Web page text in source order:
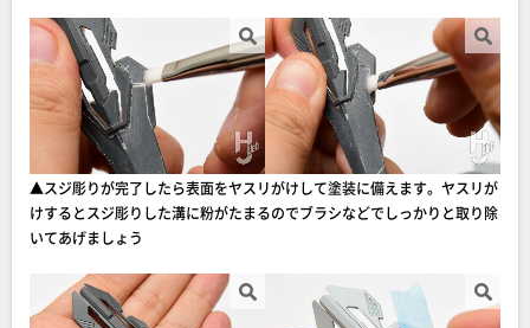
▲スジ彫りが完了したら表面をヤスリがけして塗装に備えます。ヤスリが
けするとスジ彫りした溝に粉がたまるのでブラシなどでしっかりと取り除
いてあげましょう